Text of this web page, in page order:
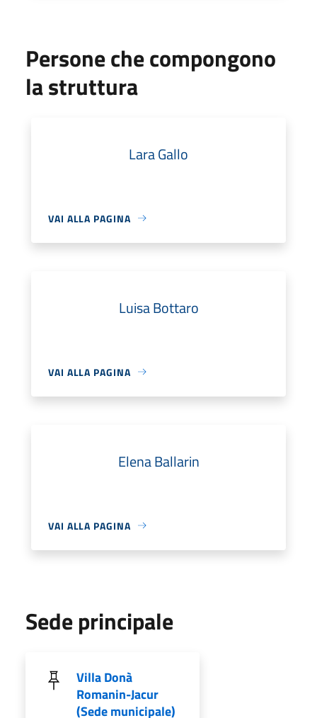
Persone che compongono
la struttura
Lara Gallo
VAI ALLA PAGINA
Luisa Bottaro
VAI ALLA PAGINA
Elena Ballarin
VAI ALLA PAGINA
Sede principale
Villa Donà
Romanin-Jacur
(Sede municipale)